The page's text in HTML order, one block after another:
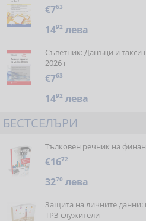
€763
1492 лева
Съветник: Данъци и
2026 г
€763
1492 лева
БЕСТСЕЛЪРИ
Тълковен речник на
€1672
3270 лева
Защита на личните данни:
ТРЗ служители